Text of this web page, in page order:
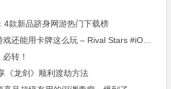
4款新品跻身网游热门下载榜
转！
《龙剑》顺利渡劫方法